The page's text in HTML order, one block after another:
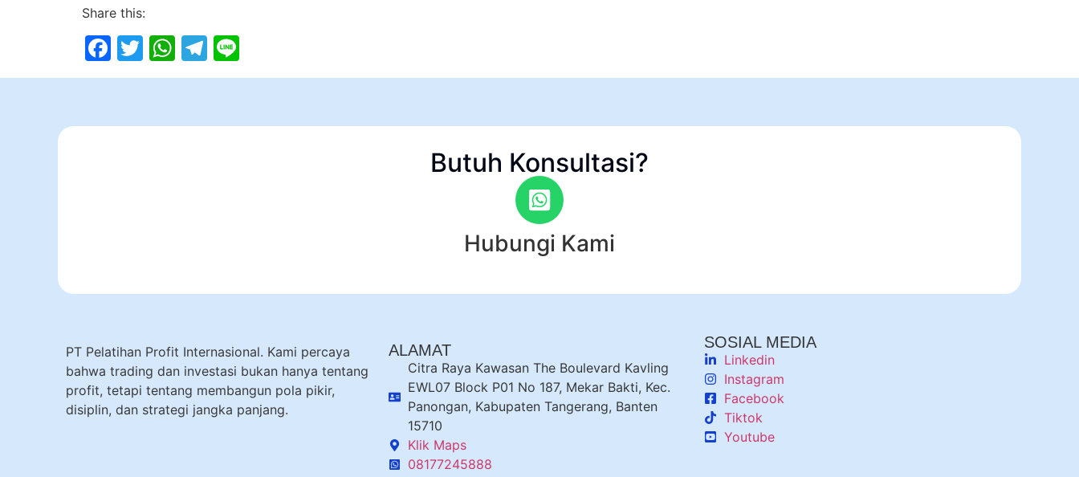
Share this:
Facebook
Twitter
WhatsApp
Telegram
Butuh Konsultasi?
Hubungi Kami
PT Pelatihan Profit Internasional. Kami percaya
bahwa trading dan investasi bukan hanya tentang
profit, tetapi tentang membangun pola pikir,
disiplin, dan strategi jangka panjang.
ALAMAT
Citra Raya Kawasan The Boulevard Kavling
EWL07 Block P01 No 187, Mekar Bakti, Kec.
Panongan, Kabupaten Tangerang, Banten
15710
Klik Maps
08177245888
SOSIAL MEDIA
Linkedin
Instagram
Facebook
Tiktok
Youtube